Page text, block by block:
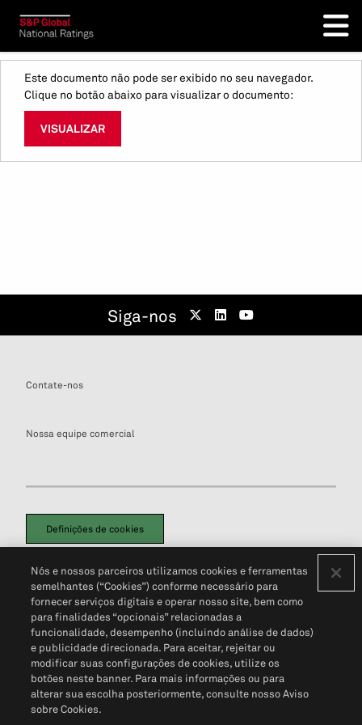
Este documento não pode ser exibido no seu navegador.
Clique no botão abaixo para visualizar o documento:
VISUALIZAR
Siga-nos
Contate-nos
Nossa equipe comercial
Definições de cookies
Política de PrivacidadePortal de privacidade do cliente (em inglês)
Não Venda Minhas Informações Pessoais© 2026 S&P Global
Nós e nossos parceiros utilizamos cookies e ferramentas
semelhantes (“Cookies”) conforme necessário para
fornecer serviços digitais e operar nosso site, bem como
para finalidades “opcionais” relacionadas a
funcionalidade, desempenho (incluindo análise de dados)
e publicidade direcionada. Para aceitar, rejeitar ou
modificar suas configurações de cookies, utilize os
botões neste banner. Para mais informações ou para
alterar sua escolha posteriormente, consulte nosso Aviso
sobre Cookies.